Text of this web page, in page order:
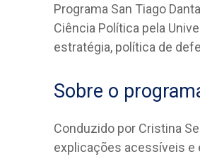
Programa San Tiago
Ciência Política pela
estratégia, política de
Sobre o
Conduzido por Cristina
explicações acessíveis e